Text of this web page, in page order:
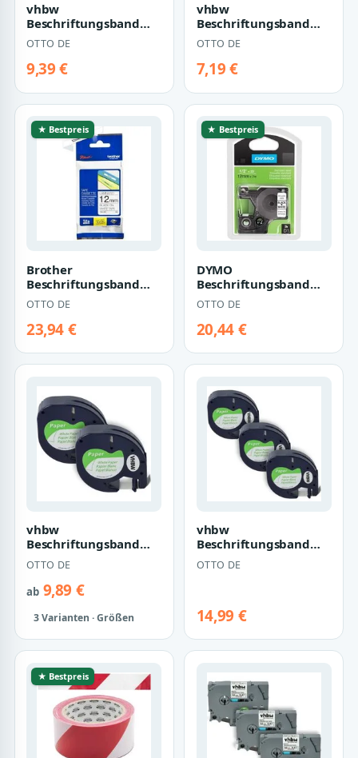
vhbw
Beschriftungsband
passend für Dymo
LetraTag LT-100H,
2000, LT-100…
OTTO DE
9,39 €
vhbw
Beschriftungsband
Ersatz für Dymo
S0720530, 45013, D1
für Beschri…
OTTO DE
7,19 €
★ Bestpreis
Brother
Beschriftungsband
TZE231 P-touch
Schriftbandkassette
12mm
OTTO DE
23,94 €
★ Bestpreis
DYMO
Beschriftungsband
45013 Schriftband
schwarz/weiß
OTTO DE
20,44 €
vhbw
Beschriftungsband
passend für Dymo
LetraTag LT-100H, LT-
100T, QX5…
OTTO DE
ab9,89 €
3 Varianten · Größen
vhbw
Beschriftungsband
passend für Dymo
LetraTag Plus LT-100T,
OTTO DE
14,99 €
★ Bestpreis